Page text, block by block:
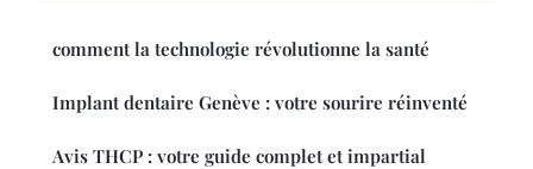
comment la technologie révolutionne la santé
Implant dentaire Genève : votre sourire réinventé
Avis THCP : votre guide complet et impartial